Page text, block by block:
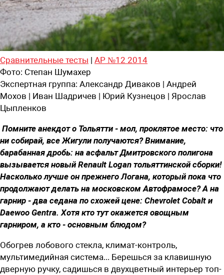
Сравнительные тесты | АР №12 2014
Фото: Степан Шумахер
Экспертная группа: Александр Диваков | Андрей
Мохов | Иван Шадричев | Юрий Кузнецов | Ярослав
Цыпленков
Помните анекдот о Тольятти - мол, проклятое место: что
ни собирай, все Жигули получаются? Внимание,
барабанная дробь: на асфальт Дмитровского полигона
вызывается новый Renault Logan тольяттинской сборки!
Насколько лучше он прежнего Логана, который пока что
продолжают делать на московском Автофрамосе? А на
гарнир - два седана по схожей цене: Chevrolet Cobalt и
Daewoo Gentra. Хотя кто тут окажется овощным
гарниром, а кто - основным блюдом?
Обогрев лобового стекла, климат-контроль,
мультимедийная система... Берешься за клавишную
дверную ручку, садишься в двухцветный интерьер топ-